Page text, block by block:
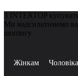
З INTERTOP
Ми надсилатимемо
шопінгу
Жінкам